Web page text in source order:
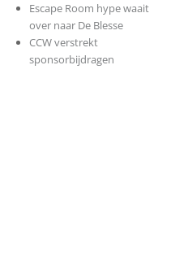
Escape Room hype waait
over naar De Blesse
CCW verstrekt
sponsorbijdragen